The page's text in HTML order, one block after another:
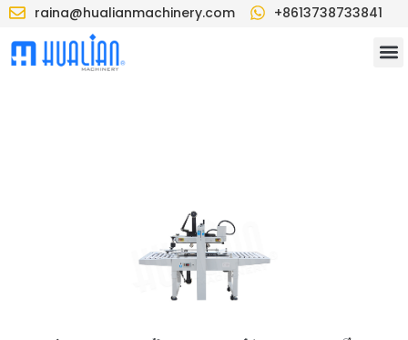
raina@hualianmachinery.com +8613738733841